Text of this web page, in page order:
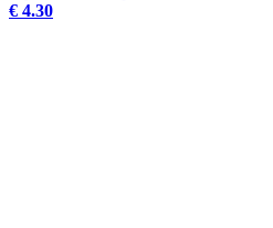
€ 4.30